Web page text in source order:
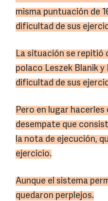
misma puntuación de
dificultad de sus
La situación se repitió
polaco Leszek Blanik y
dificultad de sus
Pero en lugar
desempate que
la nota de ejecución,
ejercicio.
Aunque el sistema
quedaron perplejos.